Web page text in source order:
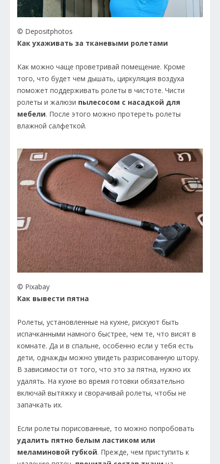
© Depositphotos
Как ухаживать за тканевыми ролетами
Как можно чаще проветривай помещение. Кроме
того, что будет чем дышать, циркуляция воздуха
поможет поддерживать ролеты в чистоте. Чисти
ролеты и жалюзи пылесосом с насадкой для
мебели. После этого можно протереть ролеты
влажной салфеткой.
© Pixabay
Как вывести пятна
Ролеты, установленные на кухне, рискуют быть
испачканными намного быстрее, чем те, что висят в
комнате. Да и в спальне, особенно если у тебя есть
дети, однажды можно увидеть разрисованную штору.
В зависимости от того, что это за пятна, нужно их
удалять. На кухне во время готовки обязательно
включай вытяжку и сворачивай ролеты, чтобы не
запачкать их.
Если ролеты порисованные, то можно попробовать
удалить пятно белым ластиком или
меламиновой губкой. Прежде, чем приступить к